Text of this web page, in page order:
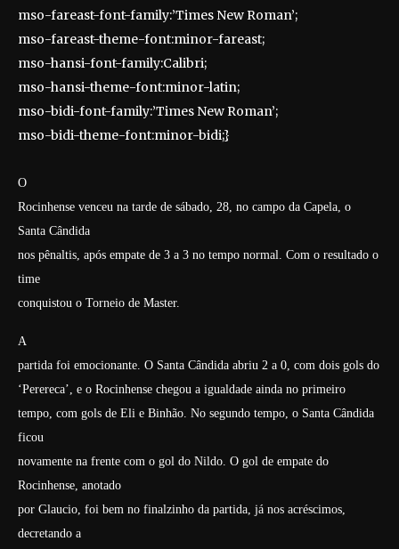
mso-fareast-font-family:’Times New Roman’;
mso-fareast-theme-font:minor-fareast;
mso-hansi-font-family:Calibri;
mso-hansi-theme-font:minor-latin;
mso-bidi-font-family:’Times New Roman’;
mso-bidi-theme-font:minor-bidi;}
O
Rocinhense venceu na tarde de sábado, 28, no campo da Capela, o
Santa Cândida
nos pênaltis, após empate de 3 a 3 no tempo normal. Com o resultado o
time
conquistou o Torneio de Master.
A
partida foi emocionante. O Santa Cândida abriu 2 a 0, com dois gols do
‘Perereca’, e o Rocinhense chegou a igualdade ainda no primeiro
tempo, com gols de Eli e Binhão. No segundo tempo, o Santa Cândida
ficou
novamente na frente com o gol do Nildo. O gol de empate do
Rocinhense, anotado
por Glaucio, foi bem no finalzinho da partida, já nos acréscimos,
decretando a